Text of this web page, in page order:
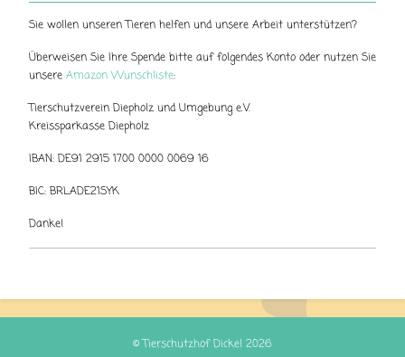
Sie wollen unseren Tieren helfen und unsere Arbeit unterstützen?
Überweisen Sie Ihre Spende bitte auf folgendes Konto oder nutzen Sie
unsere Amazon Wunschliste:
Tierschutzverein Diepholz und Umgebung e.V.
Kreissparkasse Diepholz
IBAN: DE91 2915 1700 0000 0069 16
BIC: BRLADE21SYK
Danke!
© Tierschutzhof Dickel 2026